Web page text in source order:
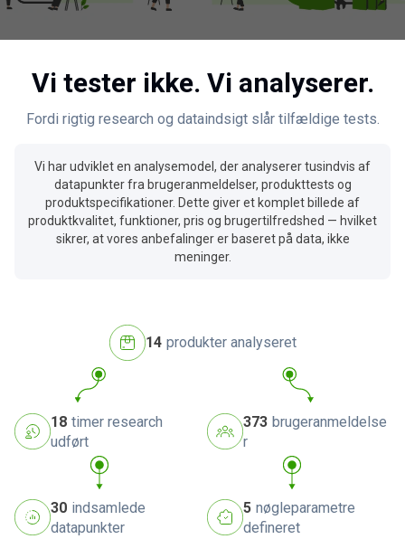
Vi tester ikke. Vi analyserer.
Fordi rigtig research og dataindsigt slår tilfældige tests.
Vi har udviklet en analysemodel, der analyserer tusindvis af
datapunkter fra brugeranmeldelser, produkttests og
produktspecifikationer. Dette giver et komplet billede af
produktkvalitet, funktioner, pris og brugertilfredshed — hvilket
sikrer, at vores anbefalinger er baseret på data, ikke
meninger.
14 produkter analyseret
18 timer research
udført
373 brugeranmeldelse
r
30 indsamlede
datapunkter
5 nøgleparametre
defineret